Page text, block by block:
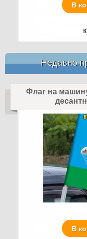
В
Недавно
Флаг на
В